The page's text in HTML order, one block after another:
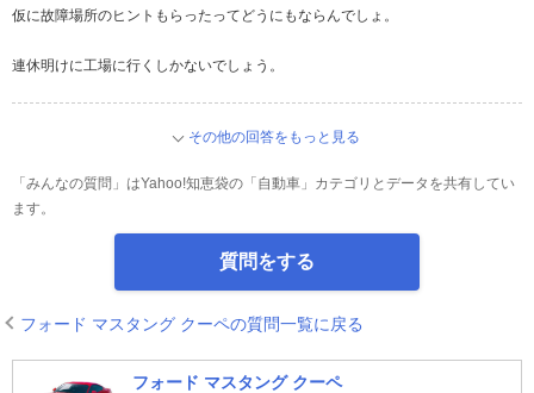
仮に故障場所のヒントもらったってどうにもならんでしょ。
連休明けに工場に行くしかないでしょう。
その他の回答をもっと見る
「みんなの質問」はYahoo!知恵袋の「自動車」カテゴリとデータを共有してい
ます。
質問をする
フォード マスタング クーペの質問一覧に戻る
フォード マスタング クーペ